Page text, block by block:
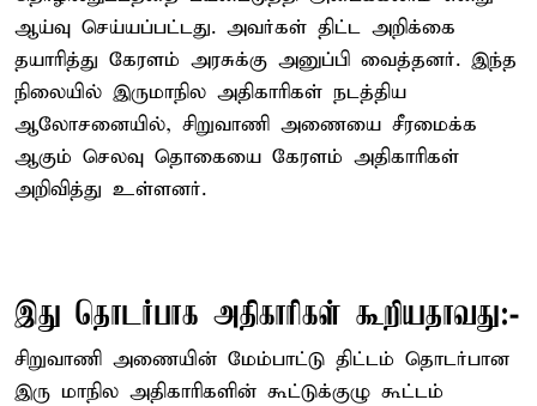
ஆய்வு செய்யப்பட்டது. அவர்கள் திட்ட அறிக்கை
தயாரித்து கேரளம் அரசுக்கு அனுப்பி வைத்தனர். இந்த
நிலையில் இருமாநில அதிகாரிகள் நடத்திய
ஆலோசனையில், சிறுவாணி அணையை சீரமைக்க
ஆகும் செலவு தொகையை கேரளம் அதிகாரிகள்
அறிவித்து உள்ளனர்.
இது தொடர்பாக அதிகாரிகள் கூறியதாவது:-
சிறுவாணி அணையின் மேம்பாட்டு திட்டம் தொடர்பான
இரு மாநில அதிகாரிகளின் கூட்டுக்குழு கூட்டம்